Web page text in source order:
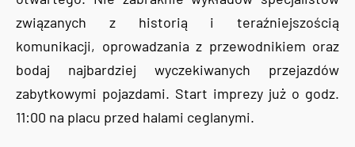
związanych z historią i teraźniejszością
komunikacji, oprowadzania z przewodnikiem oraz
bodaj najbardziej wyczekiwanych przejazdów
zabytkowymi pojazdami. Start imprezy już o godz.
11:00 na placu przed halami ceglanymi.